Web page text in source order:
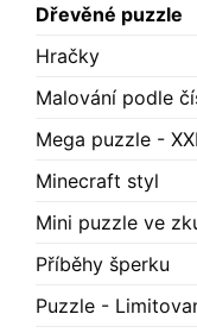
Dřevěné puzzle
Hračky
Malování podle
Mega puzzle -
Minecraft styl
Mini puzzle ve
Příběhy šperku
Puzzle -